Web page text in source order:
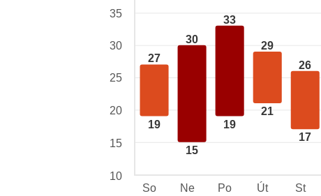
27
19
30
15
33
19
29
21
26
17
35
30
25
20
15
10
So
Ne Po Út St